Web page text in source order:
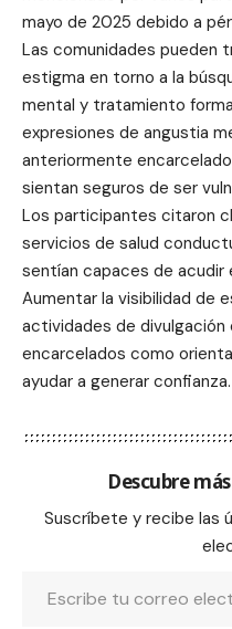
mayo de 2025 debido a
Las comunidades pueden
estigma en torno a la
mental y tratamiento
expresiones de angustia
anteriormente
sientan seguros de ser
Los participantes citaron
servicios de salud
sentían capaces de acudir
Aumentar la visibilidad de
actividades de divulgación
encarcelados como
ayudar a generar confianza.
Descubre
Suscríbete y recibe las